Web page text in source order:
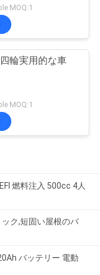
MOQ:1
輪実用的な車
MOQ:1
燃料注入 500cc 4人
ク,短固い屋根のバ
バッテリー 電動